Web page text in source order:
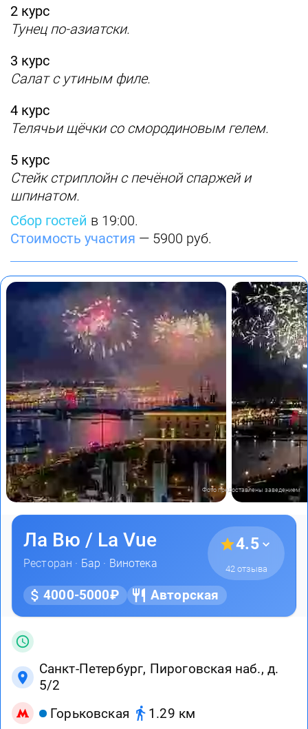
2 курс
Тунец по-азиатски.
3 курс
Салат с утиным филе.
4 курс
Телячьи щёчки со смородиновым гелем.
5 курс
Стейк стриплойн с печёной спаржей и
шпинатом.
Сбор гостей в 19:00.
Стоимость участия — 5900 руб.
Фото предоставлены заведением
Ла Вю / La Vue
Ресторан · Бар · Винотека
4.5
42 отзыва
4000-5000₽ Авторская
Санкт-Петербург, Пироговская наб., д.
5/2
Горьковская
1.29 км